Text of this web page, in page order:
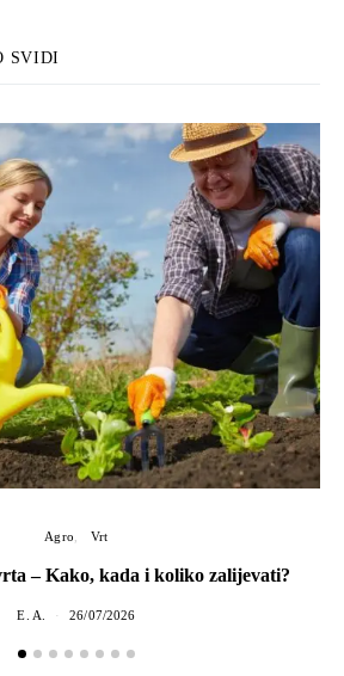
SVIDI
Agro Vrt
– Kako, kada i koliko zalijevati?
E. A. 26/07/2026